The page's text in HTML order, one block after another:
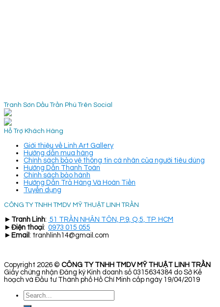
Tranh Sơn Dầu Trần Phú Trên Social
Hỗ Trợ Khách Hàng
Giới thiệu về Linh Art Gallery
Hướng dẫn mua hàng
Chính sách bảo vệ thông tin cá nhân của người tiêu dùng
Hướng Dẫn Thanh Toán
Chính sách bảo hành
Hướng Dẫn Trả Hàng Và Hoàn Tiền
Tuyển dụng
CÔNG TY TNHH TMDV MỸ THUẬT LINH TRẦN
► Tranh Linh: 51 TRẦN NHÂN TÔN, P.9, Q.5, TP. HCM
► Điện thoại: 0973 015 055
► Email : tranhlinh14@gmail.com
Copyright 2026 © CÔNG TY TNHH TMDV MỸ THUẬT LINH TRẦN
Giấy chứng nhận Đăng ký Kinh doanh số 0315634384 do Sở Kế
hoạch và Đầu tư Thành phố Hồ Chí Minh cấp ngày 19/04/2019
Search
for: